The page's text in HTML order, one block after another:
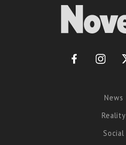
News
Reality
Social